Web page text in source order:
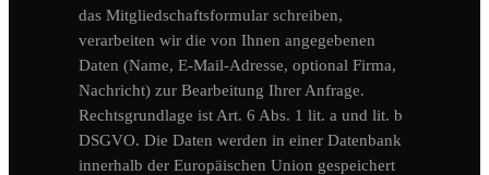
das Mitgliedschaftsformular schreiben,
verarbeiten wir die von Ihnen angegebenen
Daten (Name, E-Mail-Adresse, optional Firma,
Nachricht) zur Bearbeitung Ihrer Anfrage.
Rechtsgrundlage ist Art. 6 Abs. 1 lit. a und lit. b
DSGVO. Die Daten werden in einer Datenbank
innerhalb der Europäischen Union gespeichert